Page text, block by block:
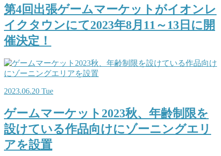
第4回出張ゲームマーケットがイオンレ
イクタウンにて2023年8月11～13日に開
催決定！
2023.06.20 Tue
ゲームマーケット2023秋、年齢制限を
設けている作品向けにゾーニングエリ
アを設置